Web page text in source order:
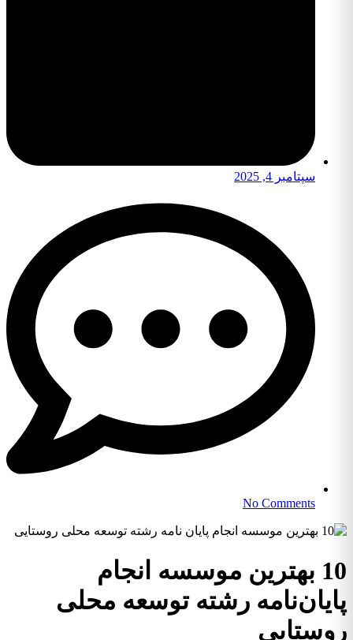
سپتامبر 4, 2025
No Comments
10 بهترین موسسه انجام
پایان‌نامه رشته توسعه محلی
روستایی